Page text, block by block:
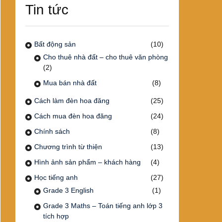
Tin tức
Bất động sản
(10)
Cho thuê nhà đất – cho thuê văn phòng
(2)
Mua bán nhà đất
(8)
Cách làm đèn hoa đăng
(25)
Cách mua đèn hoa đăng
(24)
Chính sách
(8)
Chương trình từ thiện
(13)
Hình ảnh sản phẩm – khách hàng
(4)
Học tiếng anh
(27)
Grade 3 English
(1)
Grade 3 Maths – Toán tiếng anh lớp 3
tích hợp